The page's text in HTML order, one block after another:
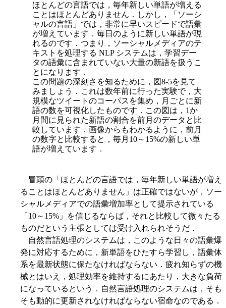
ほとんどの言語では，毎年新しい単語が増える
ことはほとんどありません．しかし，「ソーシ
ャルの言語」では，非常に早いスピードで語彙
が増えています．毎日のように新しい単語が現
れるのです．つまり，ソーシャルメディアのテ
キストを処理する NLP システムは，学習デー
タの語彙に含まれていない大量の新語を扱うこ
とになります．
この問題の深刻さを知るために，図8-5を見て
みましょう．これは数年前に行った実験で，大
規模なツイートのコーパスを集め，月ごとに新
語の数を可視化したものです．この図は，1か
月間に見られた新語の割合を前月のデータと比
較しています．画像からもわかるように，前月
の数字と比較すると，毎月10～15%の新しい単
語が増えています．
冒頭の「ほとんどの言語では，毎年新しい単語が増え
ることはほとんどありません」は正確ではないが，ソー
シャルメディアでの語彙増加率として提示されている
「10～15%」を信じるならば，それと比較して微々たる
ものだという主張としては受け入れられそうだ．
自然言語処理のシステムは，このような日々の語彙爆
発に対応するために，新単語をひたすら学習し，語彙体
系を最新状態に保たなければならない．疲れ知らずの機
械とはいえ，処理効率を維持するにあたり，大きな負荷
になっているという．自然言語処理のシステムは，そも
そも動的に更新されなければならない宿命なのである．